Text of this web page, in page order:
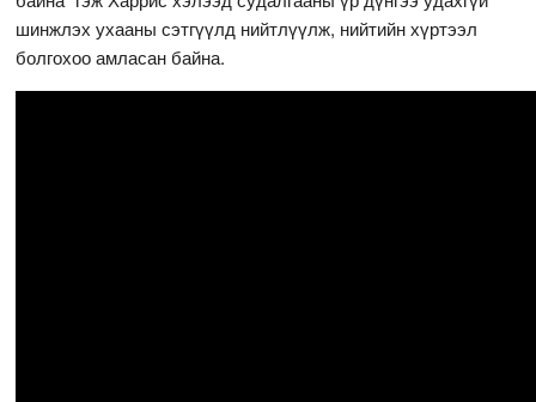
шинжлэх ухааны сэтгүүлд нийтлүүлж, нийтийн хүртээл
болгохоо амласан байна.